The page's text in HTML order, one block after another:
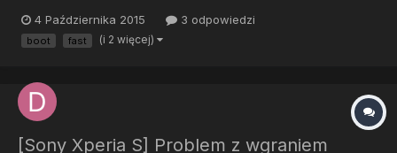
Z góry dziękuję za pomoc.
4 Października 2015 3 odpowiedzi
boot fast (i 2 więcej)
[Sony Xperia S] Problem z wgraniem